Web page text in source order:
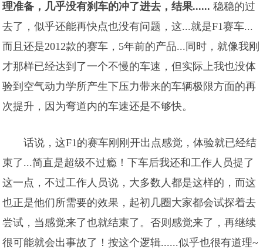
理准备，几乎没有刹车的冲了进去，结果......稳稳的过
去了，似乎还能再快点也没有问题，这...就是F1赛车...
而且还是2012款的赛车，5年前的产品...同时，就像我刚
才那样已经达到了一个不慢的车速，但实际上我也没体
验到空气动力学所产生下压力带来的车辆极限方面的再
次提升，因为弯道内的车速还是不够快。
话说，这F1的赛车刚刚开出点感觉，体验就已经结
束了...简直是超级不过瘾！下车后我还和工作人员提了
这一点，不过工作人员说，大多数人都是这样的，而这
也正是他们所需要的效果，起初几圈大家都会试探着去
尝试，当感觉来了也就结束了。否则感觉来了，再继续
很可能就会出事故了！按这个逻辑......似乎也很有道理~